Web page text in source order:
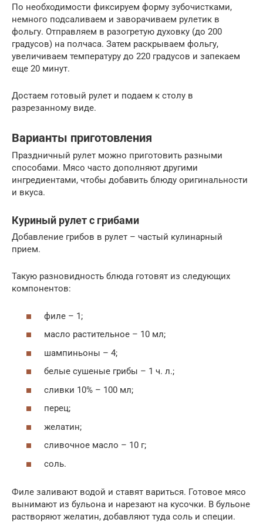
По необходимости фиксируем форму зубочистками,
немного подсаливаем и заворачиваем рулетик в
фольгу. Отправляем в разогретую духовку (до 200
градусов) на полчаса. Затем раскрываем фольгу,
увеличиваем температуру до 220 градусов и запекаем
еще 20 минут.
Достаем готовый рулет и подаем к столу в
разрезанному виде.
Варианты приготовления
Праздничный рулет можно приготовить разными
способами. Мясо часто дополняют другими
ингредиентами, чтобы добавить блюду оригинальности
и вкуса.
Куриный рулет с грибами
Добавление грибов в рулет – частый кулинарный
прием.
Такую разновидность блюда готовят из следующих
компонентов:
филе – 1;
масло растительное – 10 мл;
шампиньоны – 4;
белые сушеные грибы – 1 ч. л.;
сливки 10% – 100 мл;
перец;
желатин;
сливочное масло – 10 г;
соль.
Филе заливают водой и ставят вариться. Готовое мясо
вынимают из бульона и нарезают на кусочки. В бульоне
растворяют желатин, добавляют туда соль и специи.